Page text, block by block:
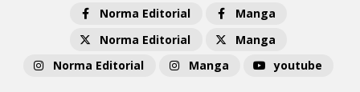
Norma Editorial
Manga
Norma Editorial
Manga
Norma Editorial
Manga youtube